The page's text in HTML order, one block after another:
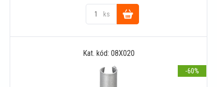
ks
Do
košíku
Kat. kód: 08X020
-60